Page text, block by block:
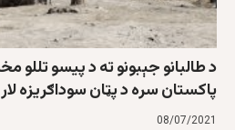
د طالبانو جېبونو ته د پیسو
پاکستان سره د پټان سوداګریزه
08/07/2021